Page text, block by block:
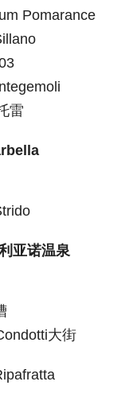
Pomarance
雷
亚诺温泉
大街